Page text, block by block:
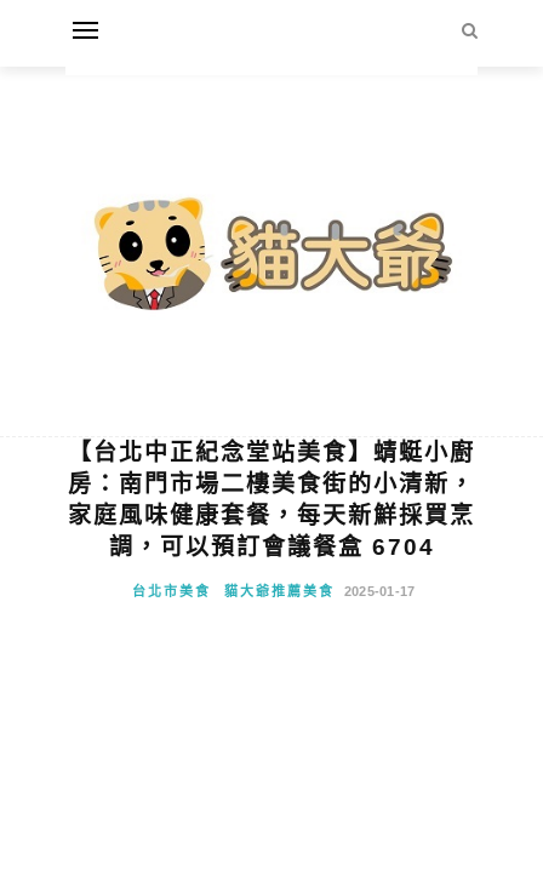
【台北中正紀念堂站美食】蜻蜓小廚
房：南門市場二樓美食街的小清新，
家庭風味健康套餐，每天新鮮採買烹
調，可以預訂會議餐盒 6704
台北市美食 貓大爺推薦美食 2025-01-17